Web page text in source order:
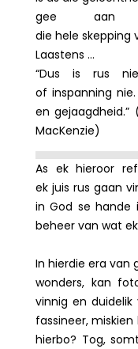
gee aan
die hele skepping
Laastens …
“Dus is rus
of inspanning
en gejaagdheid.”
MacKenzie)
As ek hieroor
ek juis rus gaan
in God se hande
beheer van wat
In hierdie era van
wonders, kan
vinnig en
fassineer,
hierbo? Tog,